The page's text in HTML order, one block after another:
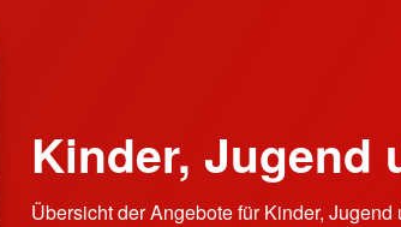
Kinder, Jugend
Übersicht der Angebote für Kinder, Jugend